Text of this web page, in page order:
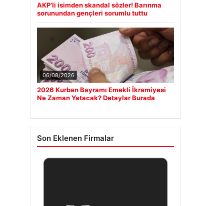
AKP’li isimden skandal sözler! Barınma
sorunundan gençleri sorumlu tuttu
06/08/2026
2026 Kurban Bayramı Emekli İkramiyesi
Ne Zaman Yatacak? Detaylar Burada
Son Eklenen Firmalar